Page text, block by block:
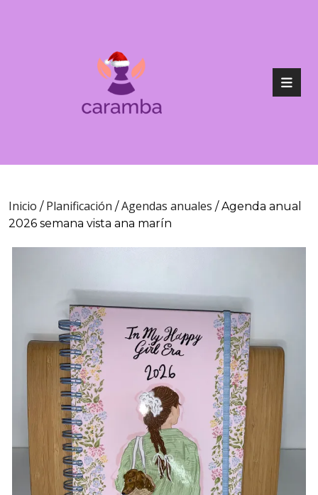
Inicio / Planificación /Agendas anuales / Agenda anual
2026 semana vista ana marín